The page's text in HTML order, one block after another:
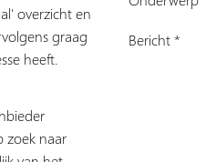
overzicht en
graag
heeft.
zoek naar
Bericht *